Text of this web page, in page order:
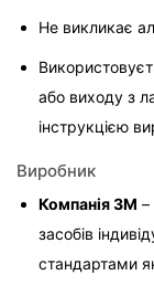
Не викликає
або виходу з
інструкцією
Виробник
Компанія 3M –
засобів
стандартами